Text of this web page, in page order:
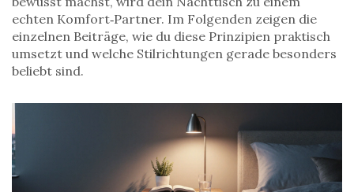
echten Komfort‑Partner. Im Folgenden zeigen die
einzelnen Beiträge, wie du diese Prinzipien praktisch
umsetzt und welche Stilrichtungen gerade besonders
beliebt sind.